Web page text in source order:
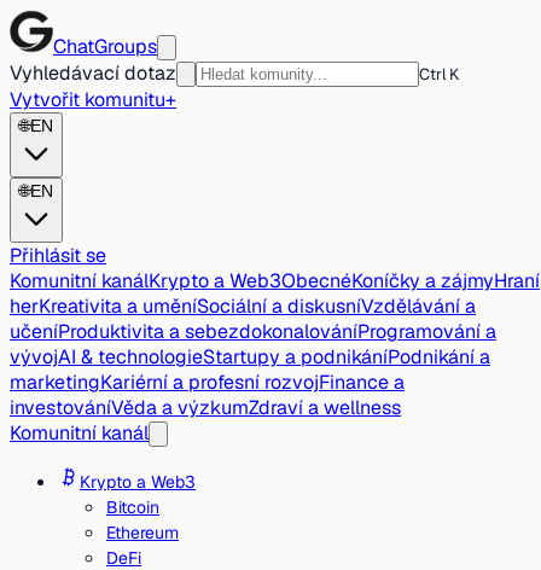
ChatGroups
Vyhledávací dotaz
Ctrl K
Vytvořit komunitu+
🌐EN
🌐EN
Přihlásit se
Komunitní kanálKrypto a Web3ObecnéKoníčky a zájmyHraní
herKreativita a uměníSociální a diskusníVzdělávání a
učeníProduktivita a sebezdokonalováníProgramování a
vývojAI & technologieStartupy a podnikáníPodnikání a
marketingKariérní a profesní rozvojFinance a
investováníVěda a výzkumZdraví a wellness
Komunitní kanál
Krypto a Web3
Bitcoin
Ethereum
DeFi